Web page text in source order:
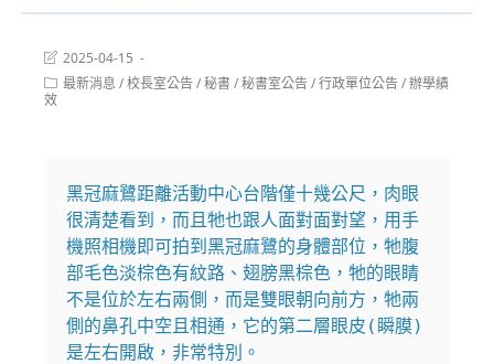
Post
last
modified:
2025-04-15
Post
category:
最新消息 /校長室公告/秘書/秘書室公告/行政單位公告/辦學績
效
黑冠麻鷺距離活動中心台階僅十幾公尺，肉眼
很清楚看到，而且牠也跟人面對面對望，用手
機照相機即可拍到黑冠麻鷺的身體部位，牠腹
部毛色淡棕色有紋路、翅膀黑棕色，牠的眼睛
不是位於左右兩側，而是雙眼朝向前方，牠兩
側的鼻孔中空且相通，它的第二層眼皮(瞬膜)
是左右開啟，非常特別。